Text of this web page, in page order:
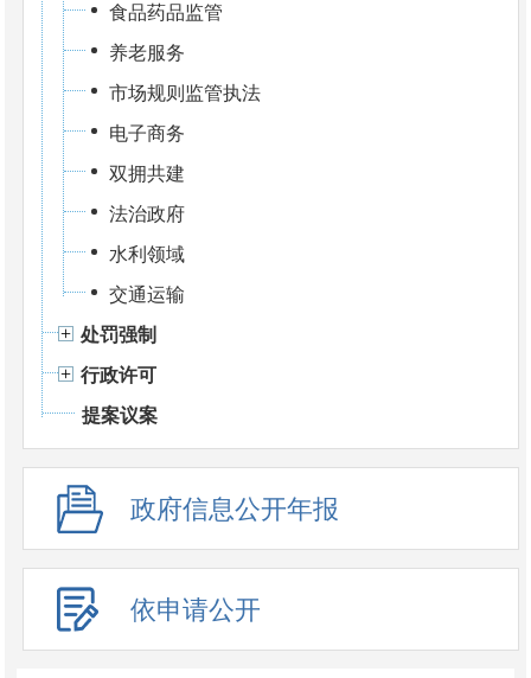
食品药品监管
养老服务
市场规则监管执法
电子商务
双拥共建
法治政府
水利领域
交通运输
处罚强制
行政许可
提案议案
政府信息公开年报
依申请公开